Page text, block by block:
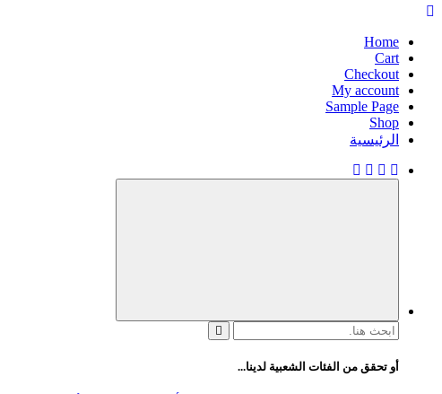
Home
Cart
Checkout
My account
Sample Page
Shop
الرئيسية
البحث
أو تحقق من الفئات الشعبية لدينا...